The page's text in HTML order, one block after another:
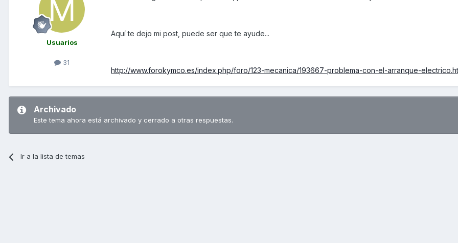
Usuarios
31
Aquí te dejo mi post, puede ser que te ayude...
http://www.forokymco.es/index.php/foro/123-mecanica/193667-problema-con-el-arranque-
Archivado
Este tema ahora está archivado y cerrado a otras respuestas.
Ir a la lista de temas